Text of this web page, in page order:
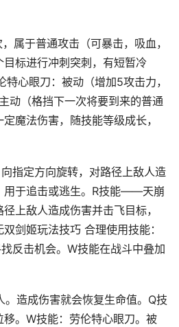
属于普通攻击（可暴击，吸血，
标进行冲刺突刺，有短暂冷
心眼刀：被动（增加5攻击力，
动（格挡下一次将要到来的普通
魔法伤害，随技能等级成长，
指定方向旋转，对路径上敌人造
用于追击或逃生。R技能——天崩
上敌人造成伤害并击飞目标，
剑姬玩法技巧 合理使用技能：
反击机会。W技能在战斗中叠加
。造成伤害就会恢复生命值。Q技
。W技能：劳伦特心眼刀。被